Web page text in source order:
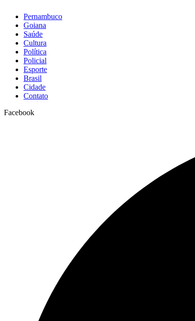
Pernambuco
Goiana
Saúde
Cultura
Política
Policial
Esporte
Brasil
Cidade
Contato
Facebook